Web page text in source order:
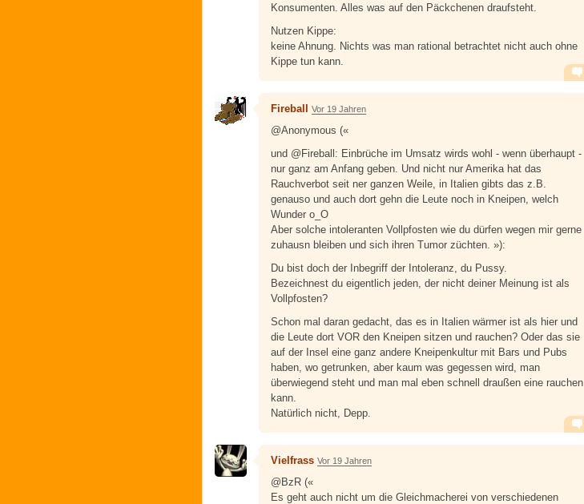
Konsumenten. Alles was auf den Päckchenen draufsteht.
Nutzen Kippe:
keine Ahnung. Nichts was man rational betrachtet nicht auch ohne
Kippe tun kann.
Alarm Antworten
Fireball Vor 19 Jahren
@Anonymous («
und @Fireball: Einbrüche im Umsatz wirds wohl - wenn überhaupt -
nur ganz am Anfang geben. Und nicht nur Amerika hat das
Rauchverbot seit ner ganzen Weile, in Italien gibts das z.B.
genauso und auch dort gehn die Leute noch in Kneipen, welch
Wunder o_O
Aber solche intoleranten Vollpfosten wie du dürfen wegen mir gerne
zuhausn bleiben und sich ihren Tumor züchten. »):
Du bist doch der Inbegriff der Intoleranz, du Pussy.
Bezeichnest du eigentlich jeden, der nicht deiner Meinung ist als
Vollpfosten?
Schon mal daran gedacht, das es in Italien wärmer ist als hier und
die Leute dort VOR den Kneipen sitzen und rauchen? Oder das sie
auf der Insel eine ganz andere Kneipenkultur mit Bars und Pubs
haben, wo getrunken, aber kaum was gegessen wird, man
überwiegend steht und man mal eben schnell draußen eine rauchen
kann.
Natürlich nicht, Depp.
Alarm Antworten
Vielfrass Vor 19 Jahren
@BzR («
Es geht auch nicht um die Gleichmacherei von verschiedenen